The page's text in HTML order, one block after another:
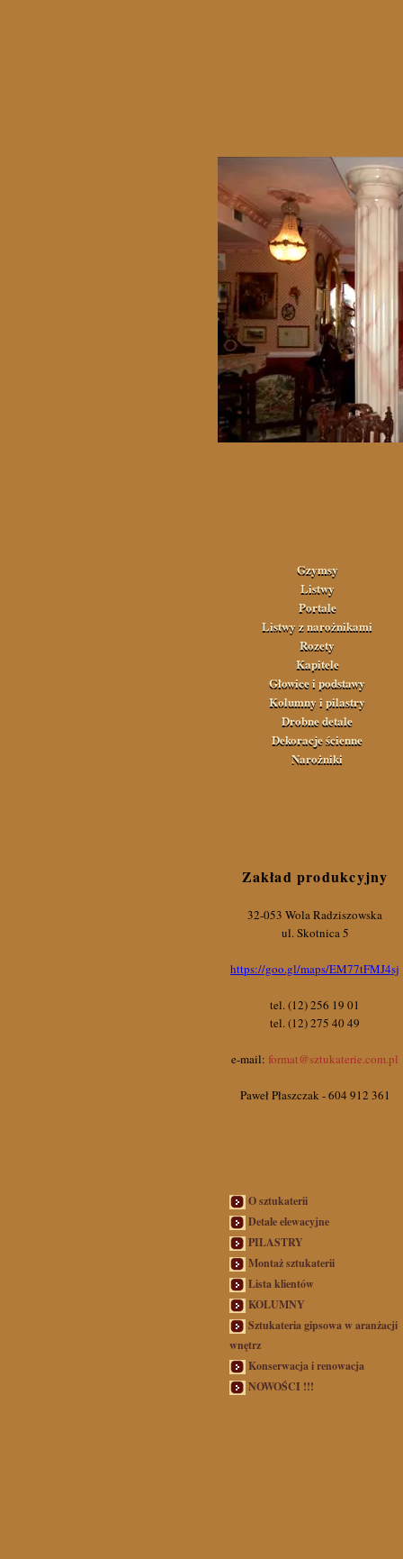
Gzymsy
Listwy
Portale
Listwy z narożnikami
Rozety
Kapitele
Głowice i podstawy
Kolumny i pilastry
Drobne detale
Dekoracje ścienne
Narożniki
Zakład produkcyjny
32-053 Wola Radziszowska
ul. Skotnica 5
https://goo.gl/maps/EM77tFMJ4sj
tel. (12) 256 19 01
tel. (12) 275 40 49
e-mail: format@sztukaterie.com.pl
Paweł Płaszczak - 604 912 361
O sztukaterii
Detale elewacyjne
PILASTRY
Montaż sztukaterii
Lista klientów
KOLUMNY
Sztukateria gipsowa w aranżacji
wnętrz
Konserwacja i renowacja
NOWOŚCI !!!